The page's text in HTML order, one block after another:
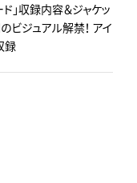
」収録内容＆ジャケッ
ビジュアル解禁！ アイ
録